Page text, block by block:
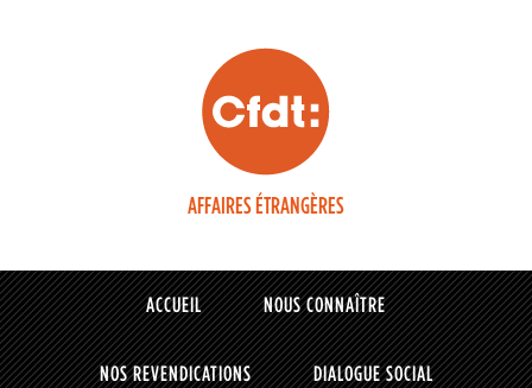
AFFAIRES ÉTRANGÈRES
ACCUEIL NOUS CONNAÎTRE
NOS REVENDICATIONS DIALOGUE SOCIAL